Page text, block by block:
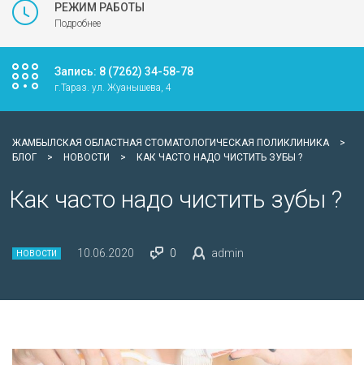
РЕЖИМ РАБОТЫ
Подробнее
Запись: 8 (7262) 34-58-78
г.Тараз. ул. Жуанышева, 4
ЖАМБЫЛСКАЯ ОБЛАСТНАЯ СТОМАТОЛОГИЧЕСКАЯ ПОЛИКЛИНИКА
>
БЛОГ
> НОВОСТИ > КАК ЧАСТО НАДО ЧИСТИТЬ ЗУБЫ ?
Как часто надо чистить зубы ?
НОВОСТИ 10.06.2020 0 admin